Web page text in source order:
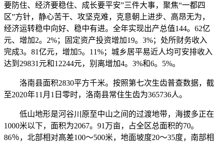
要防住、经济要稳住、成长要平安”三件大事，聚焦“一都四
区”方针，静心苦干、攻坚克难，克意朝上进步、高昂无为，
经济运转稳中向好、稳中有进。全年实现出产总值144。62亿
元、增加2。2%；固定资产投资增加19。3%；处所财务收入
完成3。81亿元，增加5。11%；城乡居平易近人均可安排收入
达到29831元和12244元，别离增加4。3%和6。5%。
洛南县面积2830平方千米。按照第七次生齿普查数据，截
至2020年11月1日零时，洛南县常住生齿为365736人。
低山地形是河谷川原至中山之间的过渡地带，海拔多正在
1000米以下，面积为2067。91万亩，占全区总面积的70。
86％，北部相对高差100～500米，地面坡度20～35度，南部相